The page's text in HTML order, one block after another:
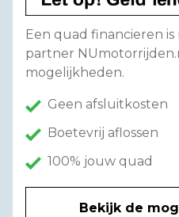
Een quad financieren
partner
mogelijkheden.
Geen afsluitkosten
Boetevrij aflossen
100% jouw quad
Bekijk de